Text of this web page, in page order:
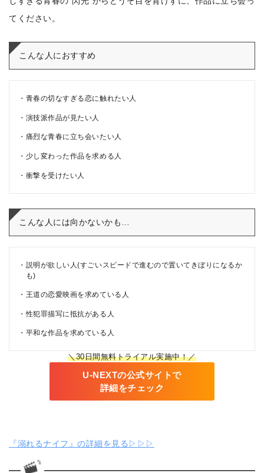
てください。
こんな人におすすめ
青春の切なすぎる恋に触れたい人
演技派作品が見たい人
痛烈な青春に立ち会いたい人
少し変わった作品を求める人
衝撃を受けたい人
こんな人には向かないかも…
説明が欲しい人(すごいスピードで進むので置いてきぼりになるか
も)
王道の恋愛映画を求めている人
性犯罪描写に抵抗がある人
平和な作品を求めている人
＼30日間無料トライアル実施中！／
U-NEXTの公式サイトで
詳細をチェック
『溺れるナイフ』の詳細を見る▷▷▷